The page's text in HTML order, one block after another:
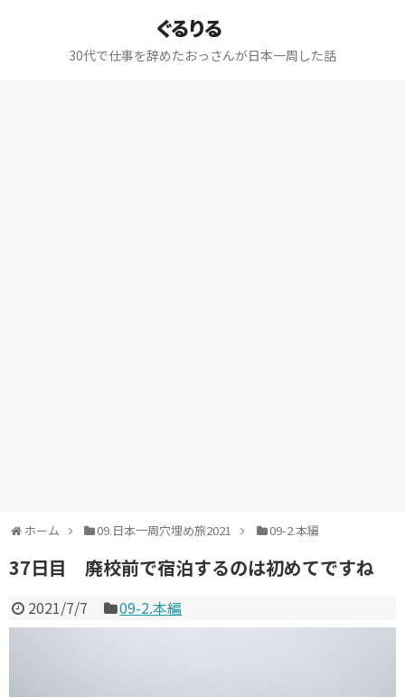
ぐるりる
30代で仕事を辞めたおっさんが日本一周した話
ホーム 09.日本一周穴埋め旅2021 09-2.本編
37日目 廃校前で宿泊するのは初めてですね
2021/7/7 09-2.本編